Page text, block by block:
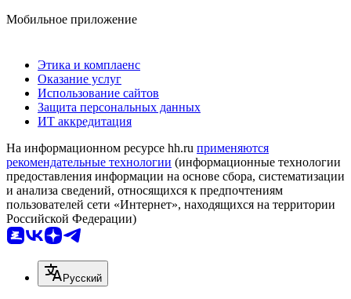
Мобильное приложение
Этика и комплаенс
Оказание услуг
Использование сайтов
Защита персональных данных
ИТ аккредитация
На информационном ресурсе hh.ru применяются
рекомендательные технологии (информационные технологии
предоставления информации на основе сбора, систематизации
и анализа сведений, относящихся к предпочтениям
пользователей сети «Интернет», находящихся на территории
Российской Федерации)
Русский